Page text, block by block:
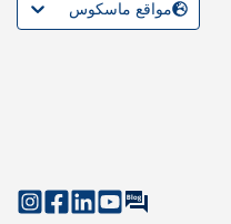
مواقع ماسكوس